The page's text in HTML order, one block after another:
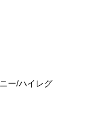
ー/ハイレグ